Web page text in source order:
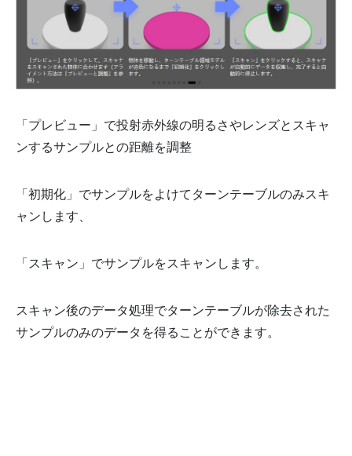
「プレビュー」で投射赤外線の明るさやレンズとスキャ
ンするサンプルとの距離を調整
「初期化」でサンプルをよけてターンテーブルのみスキ
ャンします、
「スキャン」でサンプルをスキャンします。
スキャン後のデータ処理でターンテーブルが除去された
サンプルのみのデータを得ることができます。